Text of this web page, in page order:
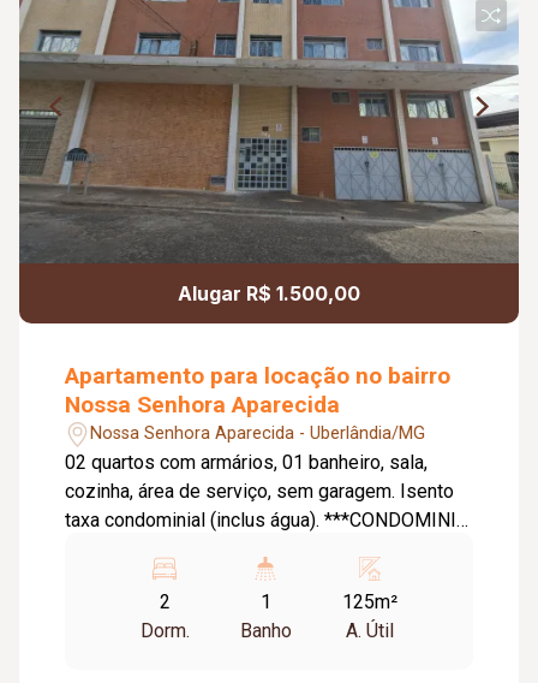
Alugar R$ 1.500,00
Apartamento para locação no bairro
Nossa Senhora Aparecida
Nossa Senhora Aparecida - Uberlândia/MG
02 quartos com armários, 01 banheiro, sala,
cozinha, área de serviço, sem garagem. Isento
taxa condominial (inclus água). ***CONDOMINIO
separadamente (proprietária enviará o boleto
para divisão)
2
Dorm.
1
Banho
125m²
A. Útil